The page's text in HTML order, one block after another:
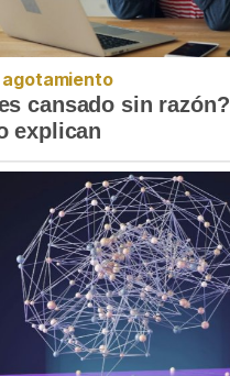
agotamiento
cansado sin
explican